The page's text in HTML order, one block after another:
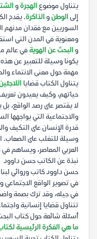
يتناول موضوع الهجرةو
إلىالوطنوالذاكرة. يقدم
السوريين مع فقدان مدنهم
ومعنوية في المدن التي
والبحث عن الهويةفي عالم
يكونا وسيلة للتعبير عن
مهمة حول معنى الانتماء
يتناول الكتاب قضايا
حياتهم، وكيف يعيدون
لا يقتصر على رصد الواقع،
والاجتماعية التي يواجهها
قدرة الإنسان على التكيف
وسيلة للتغلب على الصعاب.
العربي المعاصر، ويساهم في
نبذة عن الكاتب حسن داوود
حسن داوود كاتب وروائي
في تصوير الواقع الاجتماعي
في جيله، وقد ترك بصمة
تتناول قضايا إنسانية
أسئلة شائعة حول كتاب
ما هي الفكرة الرئيسية